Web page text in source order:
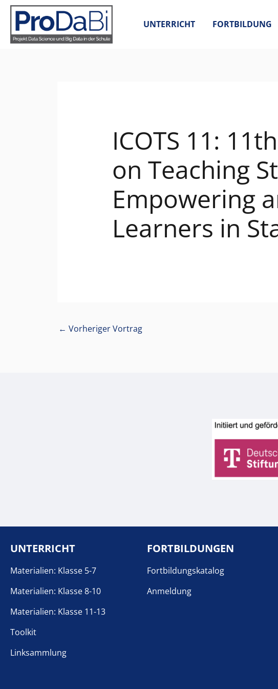
Zum
Inhalt
springen
UNTERRICHT FORTBILDUNG
ICOTS 11:
on Teaching
Empowering
Learners in
← Vorheriger Vortrag
UNTERRICHT
Materialien: Klasse 5-7
Materialien: Klasse 8-10
Materialien: Klasse 11-13
Toolkit
Linksammlung
FORTBILDUNGEN
Fortbildungskatalog
Anmeldung